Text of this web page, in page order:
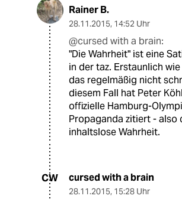
Rainer B.
28.11.2015, 14:52 Uhr
@cursed with a brain:
"Die Wahrheit" ist eine
in der taz. Erstaunlich
das regelmäßig nicht
diesem Fall hat Peter
offizielle Hamburg-
Propaganda zitiert - also
inhaltslose Wahrheit.
CW cursed with a brain
28.11.2015, 15:28 Uhr